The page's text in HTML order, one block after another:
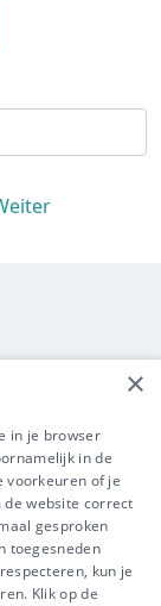
×
in je browser
in de
voorkeuren of je
website correct
gesproken
toegesneden
kun je
Klik op de